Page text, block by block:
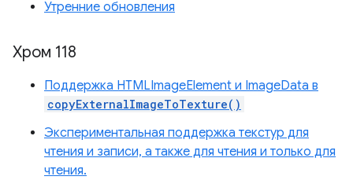
Утренние обновления
Хром 118
Поддержка HTMLImageElement и ImageData в
copyExternalImageToTexture()
Экспериментальная поддержка текстур для
чтения и записи, а также для чтения и только для
чтения.